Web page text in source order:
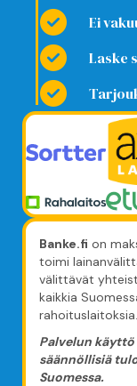
Ei
Laske
Banke.fi on
toimi
välittävät
kaikkia
rahoituslaitoksia.
Palvelun käyttö
säännöllisiä
Suomessa.